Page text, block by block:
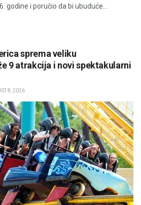
godine i poručio da bi ubuduće...
sprema veliku
9 atrakcija i novi spektakularni
8, 2026